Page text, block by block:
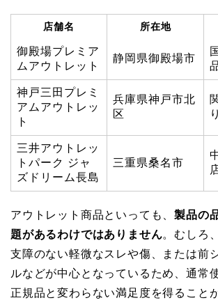
店舗名 所在地
御殿場プレミア
ムアウトレット
静岡県御殿場市
神戸三田プレミ
アムアウトレッ
ト
兵庫県神戸市北
区
三井アウトレッ
トパーク ジャ
ズドリーム長島
三重県桑名市
アウトレット商品といっても、製品の
題があるわけではありません。むしろ
支障のない軽微なスレや傷、または前
ルなどが中心となっているため、通常
正規品と変わらない満足度を得ること